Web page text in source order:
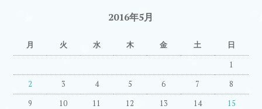
2016年5月
月 火 水 木 金 土 日
1
2
3 4 5 6 7
8
9
10 11 12 13 14
15